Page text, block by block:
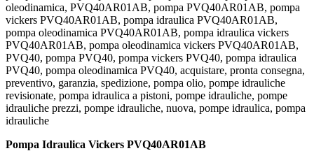
oleodinamica, PVQ40AR01AB, pompa PVQ40AR01AB, pompa
vickers PVQ40AR01AB, pompa idraulica PVQ40AR01AB,
pompa oleodinamica PVQ40AR01AB, pompa idraulica vickers
PVQ40AR01AB, pompa oleodinamica vickers PVQ40AR01AB,
PVQ40, pompa PVQ40, pompa vickers PVQ40, pompa idraulica
PVQ40, pompa oleodinamica PVQ40, acquistare, pronta consegna,
preventivo, garanzia, spedizione, pompa olio, pompe idrauliche
revisionate, pompa idraulica a pistoni, pompe idrauliche, pompe
idrauliche prezzi, pompe idrauliche, nuova, pompe idraulica, pompa
idrauliche
Pompa Idraulica Vickers PVQ40AR01AB